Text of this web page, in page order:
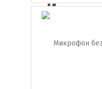
Иконка
большие
на...